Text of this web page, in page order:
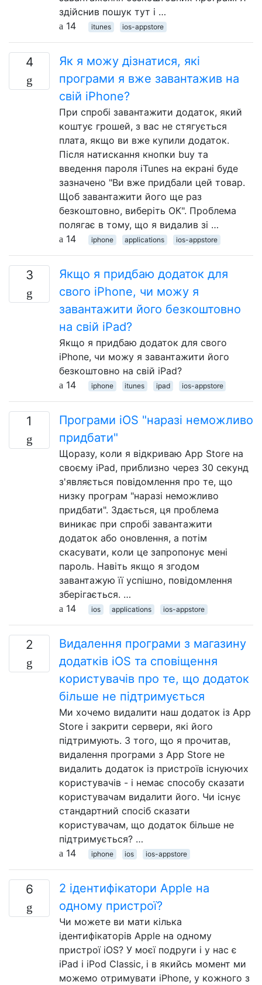
здійснив пошук тут і …
14
itunes ios-appstore
4
Як я можу дізнатися, які
програми я вже завантажив на
свій iPhone?
При спробі завантажити додаток, який
коштує грошей, з вас не стягується
плата, якщо ви вже купили додаток.
Після натискання кнопки buy та
введення пароля iTunes на екрані буде
зазначено "Ви вже придбали цей товар.
Щоб завантажити його ще раз
безкоштовно, виберіть ОК". Проблема
полягає в тому, що я видалив зі …
14
iphone applications ios-appstore
3
Якщо я придбаю додаток для
свого iPhone, чи можу я
завантажити його безкоштовно
на свій iPad?
Якщо я придбаю додаток для свого
iPhone, чи можу я завантажити його
безкоштовно на свій iPad?
14
iphone itunes ipad ios-appstore
1
Програми iOS "наразі неможливо
придбати"
Щоразу, коли я відкриваю App Store на
своєму iPad, приблизно через 30 секунд
з'являється повідомлення про те, що
низку програм "наразі неможливо
придбати". Здається, ця проблема
виникає при спробі завантажити
додаток або оновлення, а потім
скасувати, коли це запропонує мені
пароль. Навіть якщо я згодом
завантажую її успішно, повідомлення
зберігається. …
14
ios applications ios-appstore
2
Видалення програми з магазину
додатків iOS та сповіщення
користувачів про те, що додаток
більше не підтримується
Ми хочемо видалити наш додаток із App
Store і закрити сервери, які його
підтримують. З того, що я прочитав,
видалення програми з App Store не
видалить додаток із пристроїв існуючих
користувачів - і немає способу сказати
користувачам видалити його. Чи існує
стандартний спосіб сказати
користувачам, що додаток більше не
підтримується? …
14
iphone ios ios-appstore
6
2 ідентифікатори Apple на
одному пристрої?
Чи можете ви мати кілька
ідентифікаторів Apple на одному
пристрої iOS? У моєї подруги і у нас є
iPad і iPod Classic, і в якийсь момент ми
можемо отримувати iPhone, у кожного з